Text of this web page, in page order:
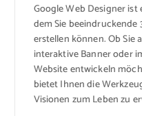
Google Web Designer
dem Sie
erstellen können. Ob Sie
interaktive Banner oder
Website entwickeln
bietet Ihnen die
Visionen zum Leben zu